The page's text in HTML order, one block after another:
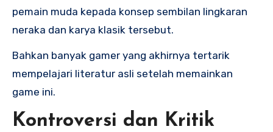
pemain muda kepada konsep sembilan lingkaran
neraka dan karya klasik tersebut.
Bahkan banyak gamer yang akhirnya tertarik
mempelajari literatur asli setelah memainkan
game ini.
Kontroversi dan Kritik